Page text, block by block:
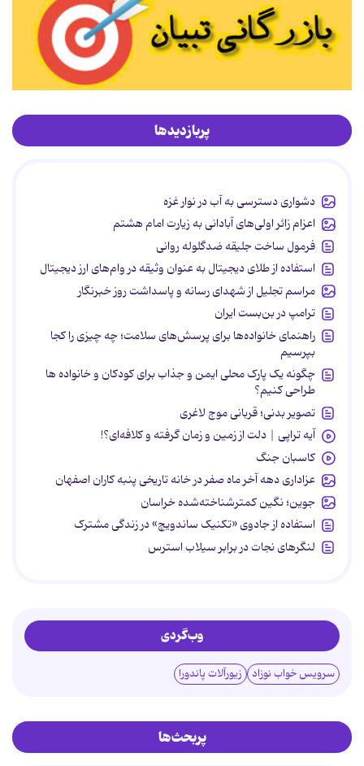
پربازدیدها
دشواری دسترسی به آب در نوار غزه
اعزام زائر اولی‌های آبادانی به زیارت امام هشتم
فرمول ساخت جلیقه ضدگلوله روانی
استفاده از طلای دیجیتال به عنوان وثیقه در وام‌های ارز دیجیتال
مراسم تجلیل از شهدای رسانه و پاسداشت روز خبرنگار
ترامپ در بن‌بست ایران
راهنمای خانواده‌ها برای پرسش‌های سلامت؛ چه چیزی را کجا
بپرسیم
چگونه یک پارک محلی ایمن و جذاب برای کودکان و خانواده ها
طراحی کنیم؟
تصویر بدنی؛ قربانی موج لاغری
آیه تراپی | دلت از زمین و زمان گرفته و کلافه‌ای؟!
کاسبان جنگ
عزاداری دهه آخر ماه صفر در خانه تاریخی پنبه کاران اصفهان
جوین؛ نگین کمترشناخته‌شده خراسان
استفاده از جادوی «تکنیک ساندویچ» در زندگی مشترک
لنگرهای نجات در برابر سیلاب استرس
وب‌گردی
سرویس خواب نوزاد زیورآلات پاندورا
پربحث‌ها